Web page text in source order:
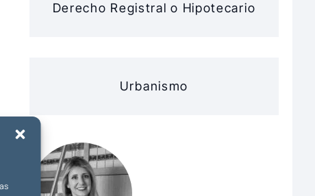
Derecho Registral o Hipotecario
Urbanismo